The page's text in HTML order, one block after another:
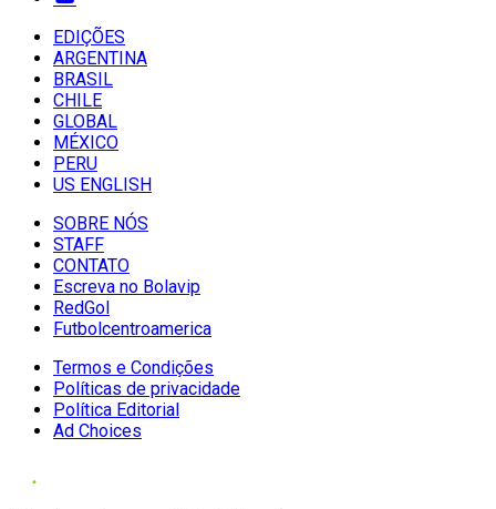
EDIÇÕES
ARGENTINA
BRASIL
CHILE
GLOBAL
MÉXICO
PERU
US ENGLISH
SOBRE NÓS
STAFF
CONTATO
Escreva no Bolavip
RedGol
Futbolcentroamerica
Termos e Condições
Políticas de privacidade
Política Editorial
Ad Choices